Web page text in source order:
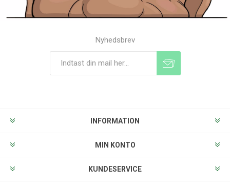
Nyhedsbrev
INFORMATION
MIN KONTO
KUNDESERVICE